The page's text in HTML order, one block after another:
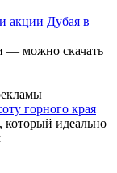
акции Дубая в
— можно скачать
горного края
который идеально